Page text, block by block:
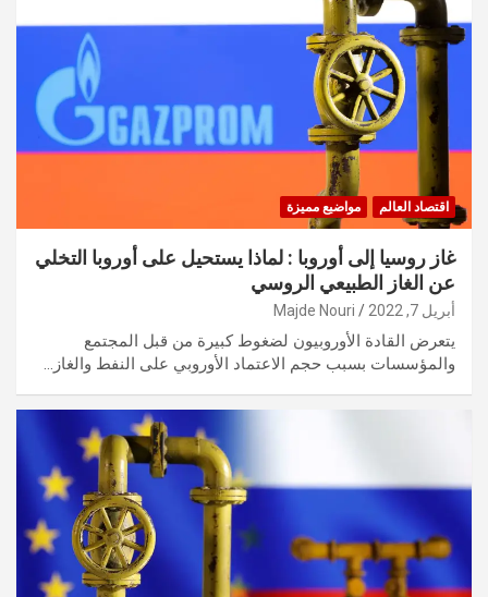
اقتصاد العالم مواضيع مميزة
غاز روسيا إلى أوروبا : لماذا يستحيل على أوروبا التخلي
عن الغاز الطبيعي الروسي
أبريل 7, 2022 Majde Nouri
يتعرض القادة الأوروبيون لضغوط كبيرة من قبل المجتمع
والمؤسسات بسبب حجم الاعتماد الأوروبي على النفط والغاز…